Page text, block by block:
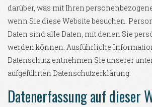
darüber, was mit Ihren
wenn Sie diese Website besuchen.
Daten sind alle Daten, mit denen Sie
werden können. Ausführliche
Datenschutz entnehmen Sie unserer
aufgeführten Datenschutzerklärung.
Datenerfassung auf dieser